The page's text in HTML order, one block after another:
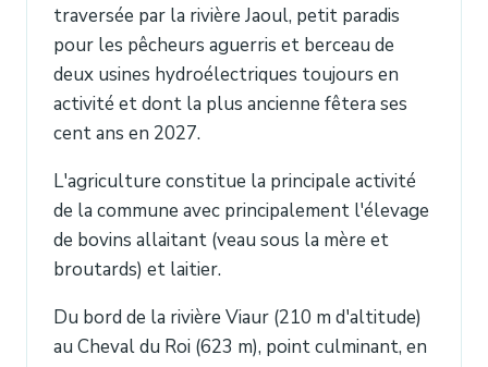
traversée par la rivière Jaoul, petit paradis
pour les pêcheurs aguerris et berceau de
deux usines hydroélectriques toujours en
activité et dont la plus ancienne fêtera ses
cent ans en 2027.
L'agriculture constitue la principale activité
de la commune avec principalement l'élevage
de bovins allaitant (veau sous la mère et
broutards) et laitier.
Du bord de la rivière Viaur (210 m d'altitude)
au Cheval du Roi (623 m), point culminant, en